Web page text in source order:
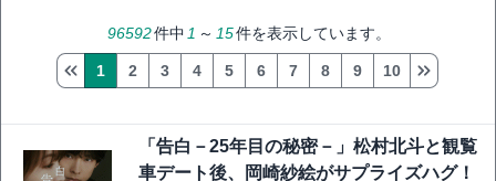
96592件中 1 ～ 15件を表示しています。
1 2 3 4 5 6 7 8 9 10
「告白－25年目の秘密－」松村北斗と観覧
車デート後、岡崎紗絵がサプライズハグ！